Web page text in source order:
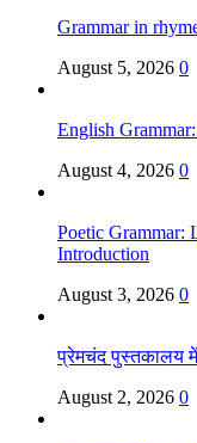
Grammar in
August 5, 2026 0
English
August 4, 2026 0
Poetic Grammar:
Introduction
August 3, 2026 0
प्रेमचंद पुस्तकालय
August 2, 2026 0